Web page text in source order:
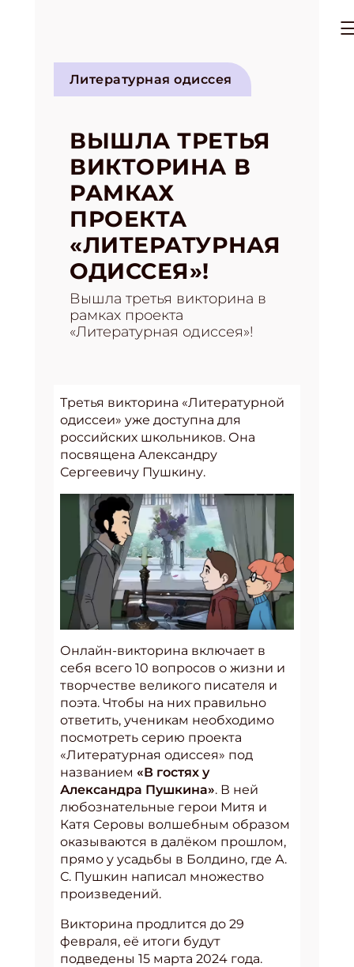
Литературная одиссея
ВЫШЛА ТРЕТЬЯ
ВИКТОРИНА В
РАМКАХ
ПРОЕКТА
«ЛИТЕРАТУРНАЯ
ОДИССЕЯ»!
Вышла третья викторина в
рамках проекта
«Литературная одиссея»!
Третья викторина «Литературной
одиссеи» уже доступна для
российских школьников. Она
посвящена Александру
Сергеевичу Пушкину.
Онлайн-викторина включает в
себя всего 10 вопросов о жизни и
творчестве великого писателя и
поэта. Чтобы на них правильно
ответить, ученикам необходимо
посмотреть серию проекта
«Литературная одиссея» под
названием «В гостях у
Александра Пушкина». В ней
любознательные герои Митя и
Катя Серовы волшебным образом
оказываются в далёком прошлом,
прямо у усадьбы в Болдино, где А.
С. Пушкин написал множество
произведений.
Викторина продлится до 29
февраля, её итоги будут
подведены 15 марта 2024 года.